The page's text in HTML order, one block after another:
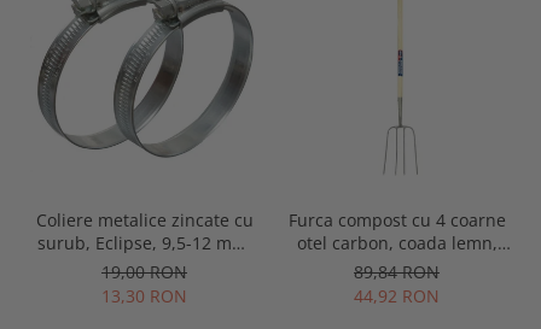
Coliere metalice zincate cu
surub, Eclipse, 9,5-12 mm,
set 10 bucati
19,00 RON
13,30 RON
Furca compost cu 4 coarne
otel carbon, coada lemn,
Spear & Jackson Neverbend
Professional
89,84 RON
44,92 RON